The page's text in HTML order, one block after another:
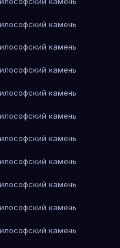
камень
камень
камень
камень
камень
камень
камень
камень
камень
камень